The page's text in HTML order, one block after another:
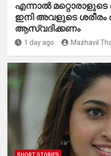
എന്നാൽ മറ്റൊരാളുടെ
ഇനി അവളുടെ
ആസ്വദിക്കണം
1 day ago Mazhavil